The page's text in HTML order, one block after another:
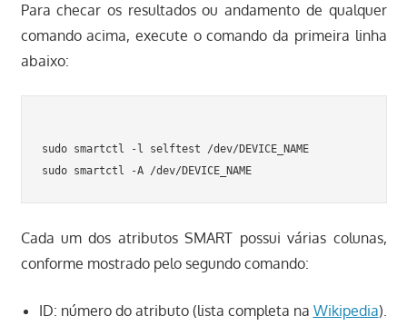
Para checar os resultados ou andamento de qualquer
comando acima, execute o comando da primeira linha
abaixo:
sudo smartctl -l selftest /dev/DEVICE_NAME
Cada um dos atributos SMART possui várias colunas,
conforme mostrado pelo segundo comando:
ID: número do atributo (lista completa na Wikipedia).